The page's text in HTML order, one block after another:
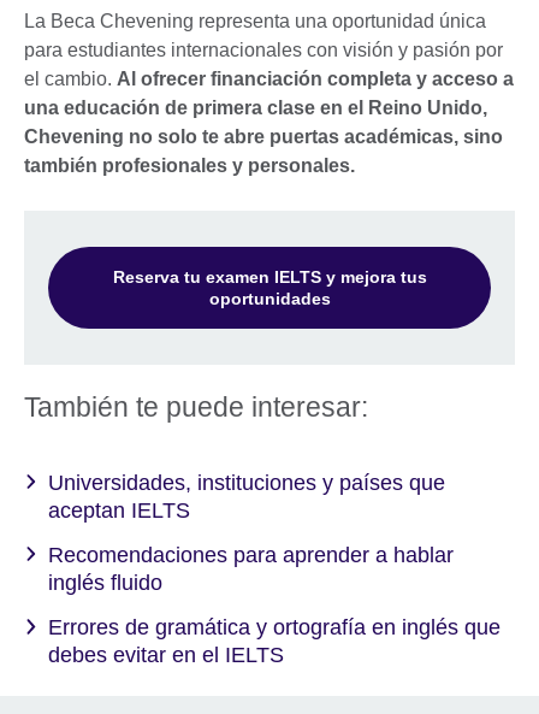
La Beca Chevening representa una oportunidad única
para estudiantes internacionales con visión y pasión por
el cambio. Al ofrecer financiación completa y acceso a
una educación de primera clase en el Reino Unido,
Chevening no solo te abre puertas académicas, sino
también profesionales y personales.
Reserva tu examen IELTS y mejora tus
oportunidades
También te puede interesar:
Universidades, instituciones y países que
aceptan IELTS
Recomendaciones para aprender a hablar
inglés fluido
Errores de gramática y ortografía en inglés que
debes evitar en el IELTS